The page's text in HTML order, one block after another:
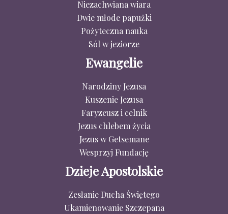
Niezachwiana wiara
Dwie młode papużki
Pożyteczna nauka
Sól w jeziorze
Ewangelie
Narodziny Jezusa
Kuszenie Jezusa
Faryzeusz i celnik
Jezus chlebem życia
Jezus w Getsemane
Wesprzyj Fundację
Dzieje Apostolskie
Zesłanie Ducha Świętego
Ukamienowanie Szczepana